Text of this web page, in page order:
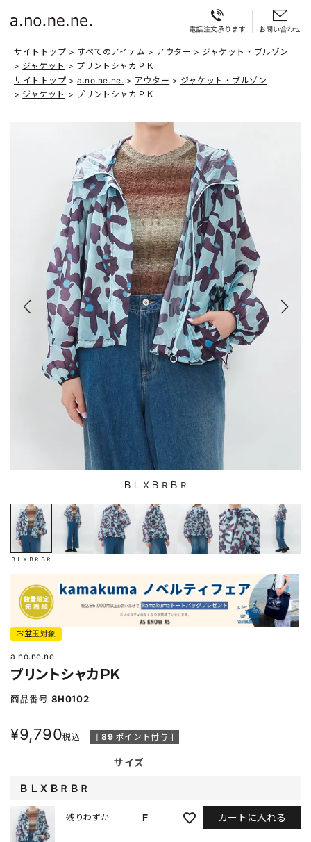
サイトトップ すべてのアイテム アウター
ジャケット・ブルゾン
ジャケット
プリントシャカＰＫ
サイトトップ
a.no.ne.ne. アウター
ジャケット・ブルゾン
ジャケット
プリントシャカＰＫ
ＢＬＸＢＲＢＲ
ＢＬＸＢＲＢＲ
お盆玉対象
a.no.ne.ne.
プリントシャカＰＫ
商品番号 8H0102
¥9,790税込 [ 89 ポイント付与 ]
サイズ
ＢＬＸＢＲＢＲ
F
残りわずか カートに入れる